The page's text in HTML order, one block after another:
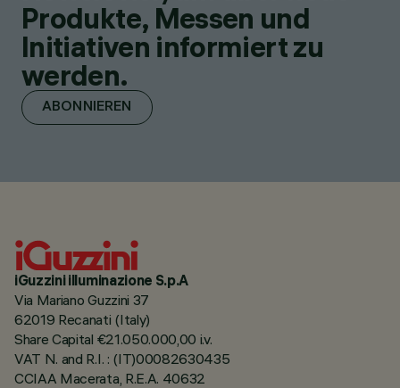
Produkte, Messen und
Initiativen informiert zu
werden.
ABONNIEREN
iGuzzini illuminazione S.p.A
Via Mariano Guzzini 37
62019 Recanati (Italy)
Share Capital €21.050.000,00 i.v.
VAT N. and R.I. : (IT)00082630435
CCIAA Macerata, R.E.A. 40632